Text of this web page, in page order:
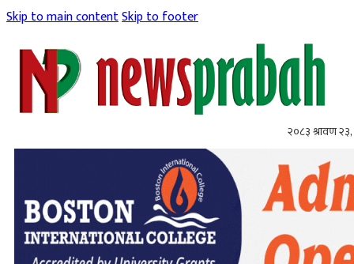
Skip to main contentSkip to footer
२०८३ श्रावण २३,